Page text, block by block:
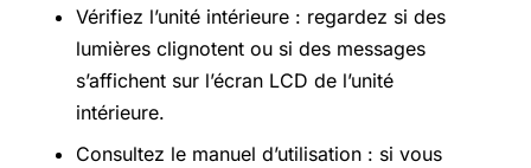
Vérifiez l’unité intérieure : regardez si des
lumières clignotent ou si des messages
s’affichent sur l’écran LCD de l’unité
intérieure.
Consultez le manuel d’utilisation : si vous